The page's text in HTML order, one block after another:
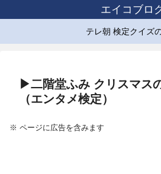
エイコブロ
テレ朝 検定クイズ
▶二階堂ふみ クリスマス
（エンタメ検定）
※ ページに広告を含みます